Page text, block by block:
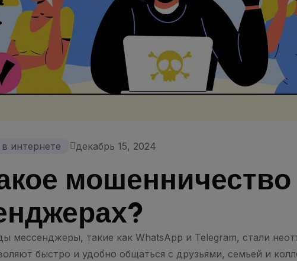
интернете декабрь 15, 2024
мошенничество
мессенджеры, такие как WhatsApp и Telegram, стали
быстро и удобно общаться с друзьями, семьей и